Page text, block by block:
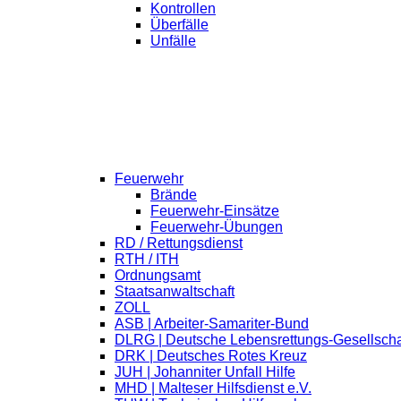
Kontrollen
Überfälle
Unfälle
Feuerwehr
Brände
Feuerwehr-Einsätze
Feuerwehr-Übungen
RD / Rettungsdienst
RTH / ITH
Ordnungsamt
Staatsanwaltschaft
ZOLL
ASB | Arbeiter-Samariter-Bund
DLRG | Deutsche Lebensrettungs-
DRK | Deutsches Rotes Kreuz
JUH | Johanniter Unfall Hilfe
MHD | Malteser Hilfsdienst e.V.